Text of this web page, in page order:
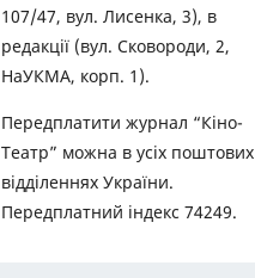
107/47, вул. Лисенка, 3), в
редакції (вул. Сковороди, 2,
НаУКМА, корп. 1).
Передплатити журнал “Кіно-
Театр” можна в усіх поштових
відділеннях України.
Передплатний індекс 74249.